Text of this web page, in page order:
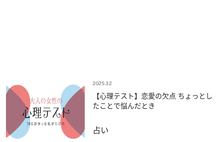
2025.3.2
【心理テスト】恋愛の欠点 ちょっとし
たことで悩んだとき
占い